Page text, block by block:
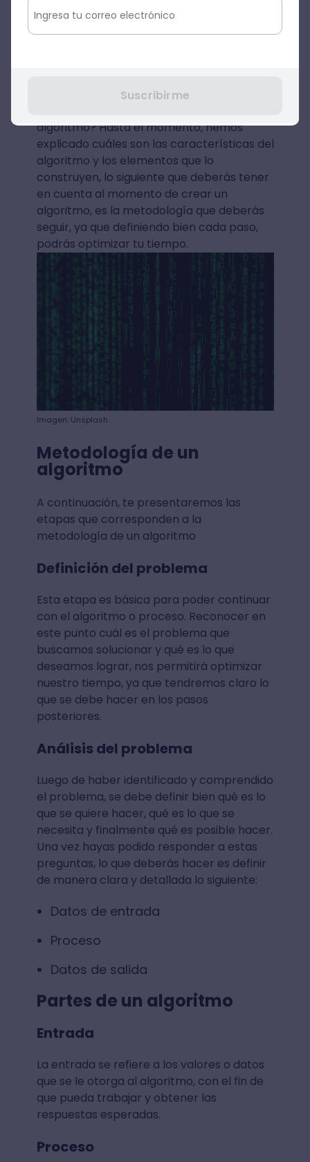
cambiar durante el desarrollo del
algoritmo? Hasta el momento, hemos
explicado cuáles son las características del
algoritmo y los elementos que lo
construyen, lo siguiente que deberás tener
en cuenta al momento de crear un
algoritmo, es la metodología que deberás
seguir, ya que definiendo bien cada paso,
podrás optimizar tu tiempo.
Imagen: Unsplash
Metodología de un
algoritmo
A continuación, te presentaremos las
etapas que corresponden a la
metodología de un algoritmo
Definición del problema
Esta etapa es básica para poder continuar
con el algoritmo o proceso. Reconocer en
este punto cuál es el problema que
buscamos solucionar y qué es lo que
deseamos lograr, nos permitirá optimizar
nuestro tiempo, ya que tendremos claro lo
que se debe hacer en los pasos
posteriores.
Análisis del problema
Luego de haber identificado y comprendido
el problema, se debe definir bien qué es lo
que se quiere hacer, qué es lo que se
necesita y finalmente qué es posible hacer.
Una vez hayas podido responder a estas
preguntas, lo que deberás hacer es definir
de manera clara y detallada lo siguiente:
Datos de entrada
Proceso
Datos de salida
Partes de un algoritmo
Entrada
La entrada se refiere a los valores o datos
que se le otorga al algoritmo, con el fin de
que pueda trabajar y obtener las
respuestas esperadas.
Proceso
Suscribirme